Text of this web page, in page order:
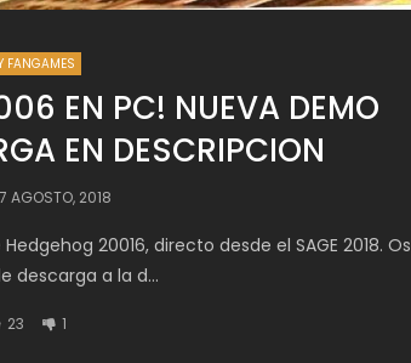
FANGAMES
EN PC! NUEVA DEMO
EN DESCRIPCION
AGOSTO, 2018
20016, directo desde el SAGE 2018. Os
descarga a la d...
23 1